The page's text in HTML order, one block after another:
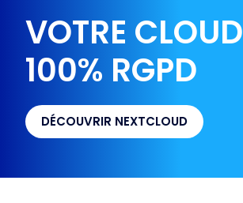
VOTRE CLOUD
100% RGPD
DÉCOUVRIR NEXTCLOUD